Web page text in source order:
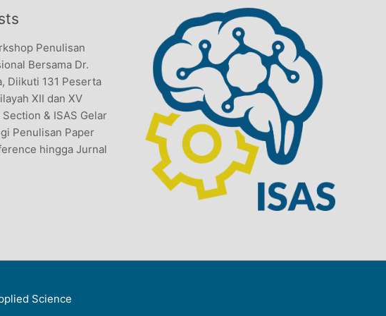
Penulisan
Bersama Dr.
Diikuti 131 Peserta
XII dan XV
Section & ISAS Gelar
Penulisan Paper
hingga Jurnal
Science